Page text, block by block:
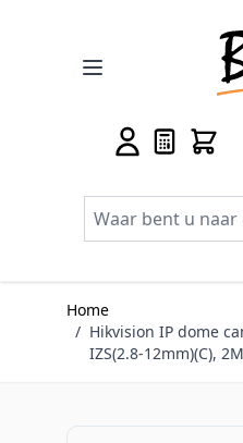
Home
/ Hikvision IP dome
IZS(2.8-12mm)(C),